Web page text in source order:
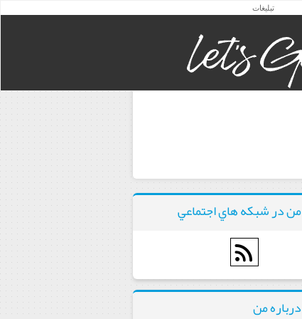
من در شبكه هاي اجتماعي
درباره من
تبلیغات